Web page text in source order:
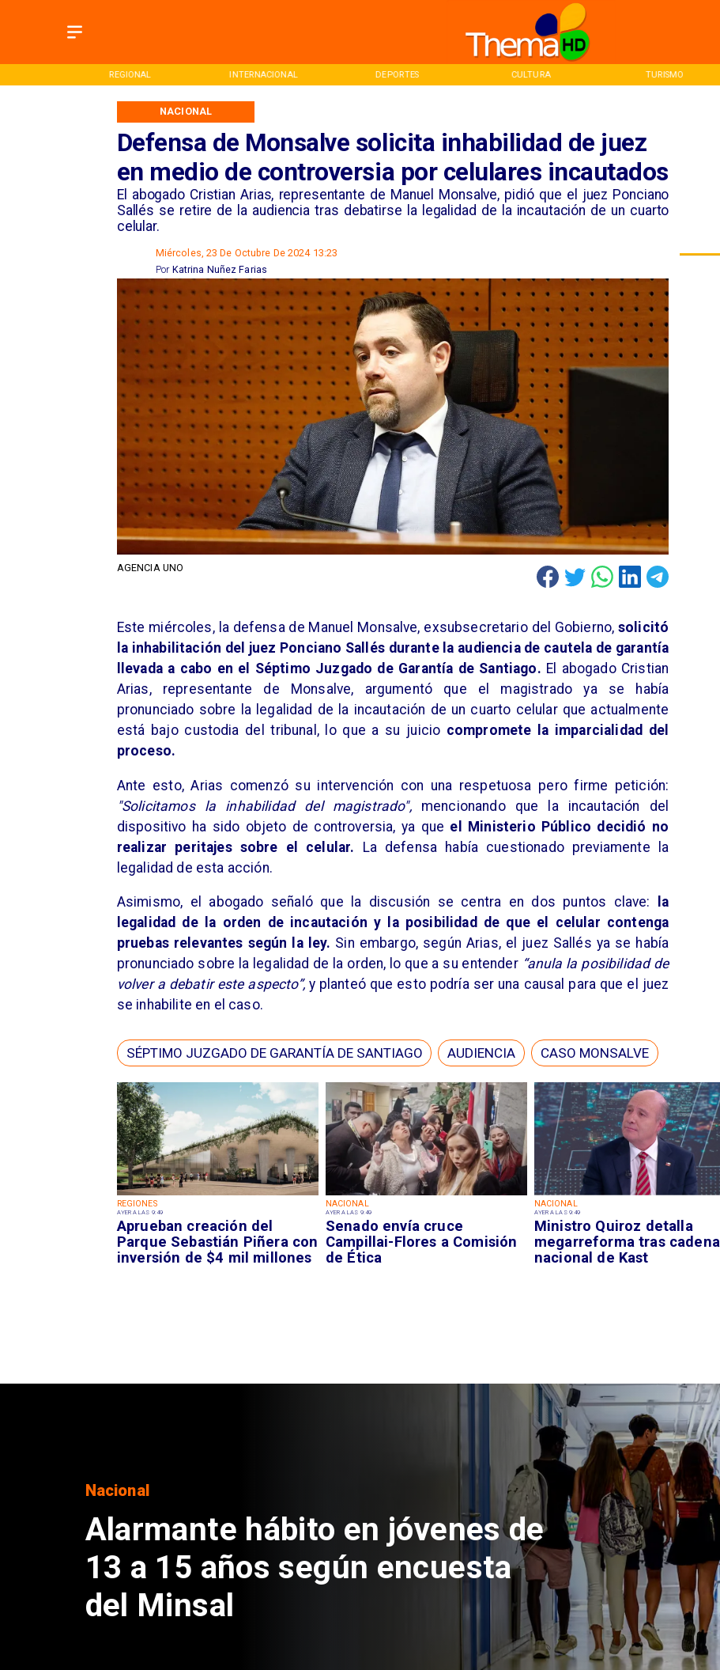
INTERNACIONAL DEPORTES CULTURA TURISMO
Defensa de Monsalve solicita inhabilidad de juez
en medio de controversia por celulares incautados
​El abogado Cristian Arias, representante de Manuel Monsalve, pidió que el juez Ponciano
Sallés se retire de la audiencia tras debatirse la legalidad de la incautación de un cuarto
celular.
NACIONAL
Miércoles, 23 De Octubre De 2024 13:23
Katrina Nuñez Farias
Por
AGENCIA UNO
REGIONES
AYER A LAS 9:49
Aprueban creación del
Parque Sebastián Piñera con
inversión de $4 mil millones
NACIONAL
AYER A LAS 9:49
Senado envía cruce
Campillai-Flores a Comisión
de Ética
NACIONAL
AYER A LAS 9:49
Ministro Quiroz detalla
megarreforma tras cadena
nacional de Kast
​Este miércoles, la defensa de Manuel Monsalve, exsubsecretario del Gobierno, solicitó
la inhabilitación del juez Ponciano Sallés durante la audiencia de cautela de garantía
llevada a cabo en el Séptimo Juzgado de Garantía de Santiago. El abogado Cristian
Arias, representante de Monsalve, argumentó que el magistrado ya se había
pronunciado sobre la legalidad de la incautación de un cuarto celular que actualmente
está bajo custodia del tribunal, lo que a su juicio compromete la imparcialidad del
proceso.
Ante esto, Arias comenzó su intervención con una respetuosa pero firme petición:
"Solicitamos la inhabilidad del magistrado",mencionando que la incautación del
dispositivo ha sido objeto de controversia, ya que el Ministerio Público decidió no
realizar peritajes sobre el celular. La defensa había cuestionado previamente la
legalidad de esta acción.
Asimismo, el abogado señaló que la discusión se centra en dos puntos clave:
la
legalidad de la orden de incautación y la posibilidad de que el celular contenga
pruebas relevantes según la ley. Sin embargo, según Arias, el juez Sallés ya se había
pronunciado sobre la legalidad de la orden, lo que a su entender “anula la posibilidad de
volver a debatir este aspecto”,y planteó que esto podría ser una causal para que el juez
se inhabilite en el caso.
SÉPTIMO JUZGADO DE GARANTÍA DE SANTIAGO AUDIENCIA CASO MONSALVE
Regiones
Aprueban creación del Parque
Sebastián Piñera con inversión
de $4 mil millones